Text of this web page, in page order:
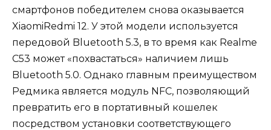
смартфонов победителем снова оказывается
XiaomiRedmi 12. У этой модели используется
передовой Bluetooth 5.3, в то время как Realme
C53 может «похвастаться» наличием лишь
Bluetooth 5.0. Однако главным преимуществом
Редмика является модуль NFC, позволяющий
превратить его в портативный кошелек
посредством установки соответствующего